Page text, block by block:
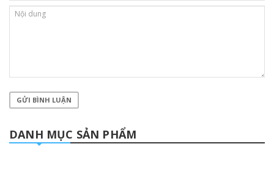
GỬI BÌNH LUẬN
DANH MỤC SẢN PHẨM